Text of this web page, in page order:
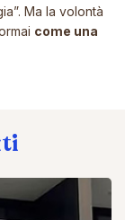
. Ma la volontà
come una